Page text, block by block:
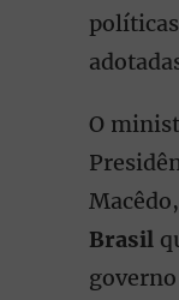
O
Brasil